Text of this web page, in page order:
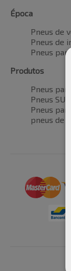
Época
Pneus de
Pneus de
Pneus
Produtos
Pneus
Pneus
Pneus
pneus de